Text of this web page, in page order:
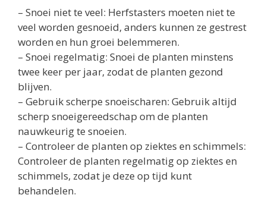
– Snoei niet te veel: Herfstasters moeten niet te
veel worden gesnoeid, anders kunnen ze gestrest
worden en hun groei belemmeren.
– Snoei regelmatig: Snoei de planten minstens
twee keer per jaar, zodat de planten gezond
blijven.
– Gebruik scherpe snoeischaren: Gebruik altijd
scherp snoeigereedschap om de planten
nauwkeurig te snoeien.
– Controleer de planten op ziektes en schimmels:
Controleer de planten regelmatig op ziektes en
schimmels, zodat je deze op tijd kunt
behandelen.